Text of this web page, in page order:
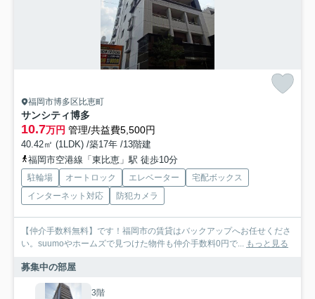
福岡市博多区比恵町
サンシティ博多
10.7万円 管理/共益費5,500円
40.42㎡ (1LDK) /築17年 /13階建
福岡市空港線「東比恵」駅 徒歩10分
駐輪場 オートロック エレベーター
宅配ボックス
インターネット対応
防犯カメラ
【仲介手数料無料】です！福岡市の賃貸はバックアップへお任せくださ
い。suumoやホームズで見つけた物件も仲介手数料0円で... もっと見る
募集中の部屋
3階